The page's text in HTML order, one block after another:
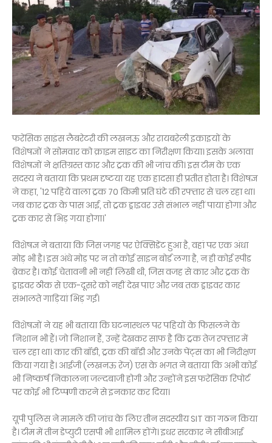
फरेंसिक साइंस लैबरेटरी की लखनऊ और रायबरेली इकाइयों के
विशेषज्ञों ने सोमवार को क्राइम साइट का निरीक्षण किया। इसके अलावा
विशेषज्ञों ने क्षतिग्रस्त कार और ट्रक की भी जांच की। इस टीम के एक
सदस्य ने बताया कि प्रथम दृष्टया यह एक हादसा ही प्रतीत होता है। विशेषज्ञ
ने कहा, '12 पहिये वाला ट्रक 70 किमी प्रति घंटे की रफ्तार से चल रहा था।
जब कार ट्रक के पास आई, तो ट्रक ड्राइवर उसे संभाल नहीं पाया होगा और
ट्रक कार से भिड़ गया होगा।'
विशेषज्ञ ने बताया कि जिस जगह पर ऐक्सिडेंट हुआ है, वहां पर एक अंधा
मोड़ भी है। इस अंधे मोड़ पर न तो कोई साइन बोर्ड लगा है, न ही कोई स्पीड
ब्रेकर है। कोई चेतावनी भी नहीं लिखी थी, जिस वजह से कार और ट्रक के
ड्राइवर ठीक से एक-दूसरे को नहीं देख पाए और जब तक ड्राइवर कार
संभालते गाड़ियां भिड़ गईं।
विशेषज्ञों ने यह भी बताया कि घटनास्थल पर पहियों के फिसलने के
निशान भी हैं। जो निशान हैं, उन्हें देखकर साफ है कि ट्रक तेज रफ्तार में
चल रहा था। कार की बॉडी, ट्रक की बॉडी और उनके पेंट्स का भी निरीक्षण
किया गया है। आईजी (लखनऊ रेंज) एस के भगत ने बताया कि अभी कोई
भी निष्कर्ष निकालना जल्दबाजी होगी और उन्होंने इस फरेंसिक रिपोर्ट
पर कोई भी टिप्पणी करने से इनकार कर दिया।
यूपी पुलिस ने मामले की जांच के लिए तीन सदस्यीय SIT का गठन किया
है। टीम में तीन डेप्युटी एसपी भी शामिल होंगे। इधर सरकार ने सीबीआई